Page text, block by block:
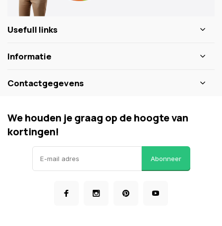
Usefull links
Informatie
Contactgegevens
We houden je graag op de hoogte van
kortingen!
Abonneer